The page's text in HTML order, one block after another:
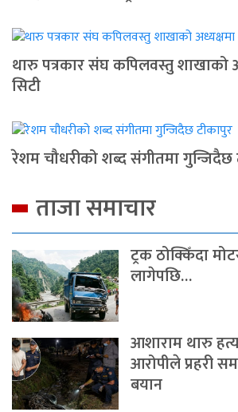
थारु पत्रकार संघ कपिलवस्तु शाखाको
सिटी
रेशम चौधरीको शब्द संगीतमा गुन्जिदैछ
ताजा समाचार
ट्रक ठोक्किँदा
लागेपछि…
आशाराम थारु
आरोपीले प्रहरी
बयान